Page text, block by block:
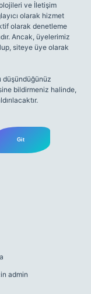
ve İletişim
olarak hizmet
olarak denetleme
Ancak, üyelerimiz
siteye üye olarak
düşündüğünüz
bildirmeniz halinde,
admin